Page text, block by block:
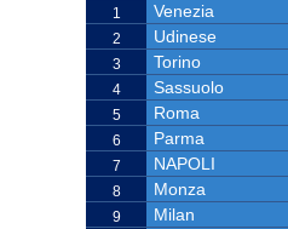
1 Venezia
2 Udinese
3 Torino
4 Sassuolo
5 Roma
6 Parma
7 NAPOLI
8 Monza
9 Milan